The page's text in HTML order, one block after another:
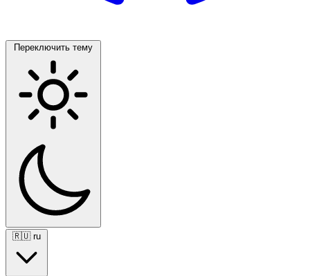
Переключить тему
🇷🇺 ru